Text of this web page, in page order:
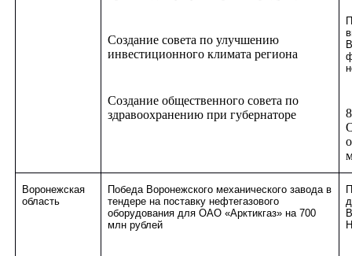
Создание совета по улучшению
инвестиционного климата региона
Создание общественного совета по
здравоохранению при губернаторе
Воронежская
область
Победа Воронежского механического завода в
тендере на поставку нефтегазового
оборудования для ОАО «Арктикгаз» на 700
млн рублей